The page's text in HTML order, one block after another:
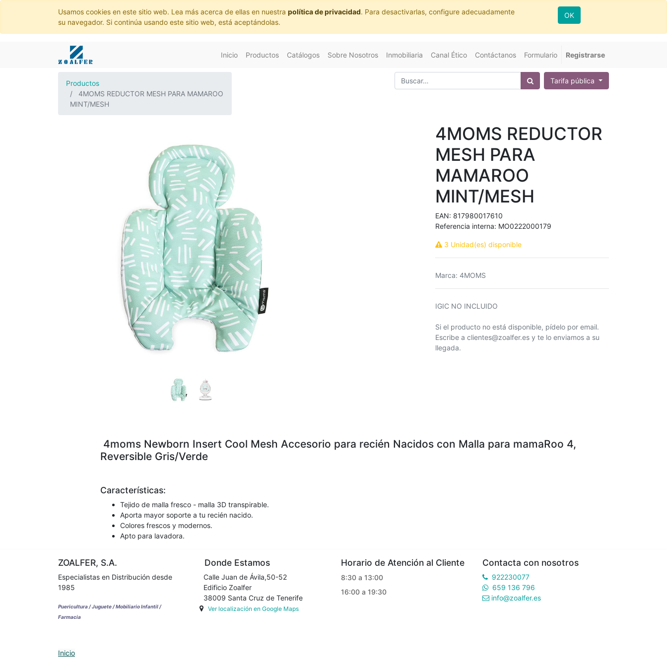
Usamos cookies en este sitio web. Lea más acerca de ellas en nuestra política de privacidad. Para desactivarlas, configure adecuadamente
su navegador. Si continúa usando este sitio web, está aceptándolas.
OK
Inicio Productos Catálogos Sobre Nosotros Inmobiliaria Canal Ético Contáctanos Formulario Registrarse
Productos
4MOMS REDUCTOR MESH PARA MAMAROO
MINT/MESH
Tarifa pública
4MOMS REDUCTOR
MESH PARA
MAMAROO
MINT/MESH
EAN: 817980017610
Referencia interna: MO0222000179
3 Unidad(es) disponible
Marca: 4MOMS
IGIC NO INCLUIDO
Si el producto no está disponible, pídelo por email.
Escribe a clientes@zoalfer.es y te lo enviamos a su
llegada.
4moms Newborn Insert Cool Mesh Accesorio para recién Nacidos con Malla para mamaRoo 4,
Reversible Gris/Verde
Características:
Tejido de malla fresco - malla 3D transpirable.
Aporta mayor soporte a tu recién nacido.
Colores frescos y modernos.
Apto para lavadora.
ZOALFER, S.A.
Especialistas en Distribución desde
1985
Puericultura / Juguete / Mobiliario Infantil /
Farmacia
Inicio
Donde Estamos
Calle Juan de Ávila,50-52
Edificio Zoalfer
38009 Santa Cruz de Tenerife
Ver localización en Google Maps
Horario de Atención al Cliente
8:30 a 13:00
16:00 a 19:30
Contacta con nosotros
922230077
659 136 796
info@zoalfer.es